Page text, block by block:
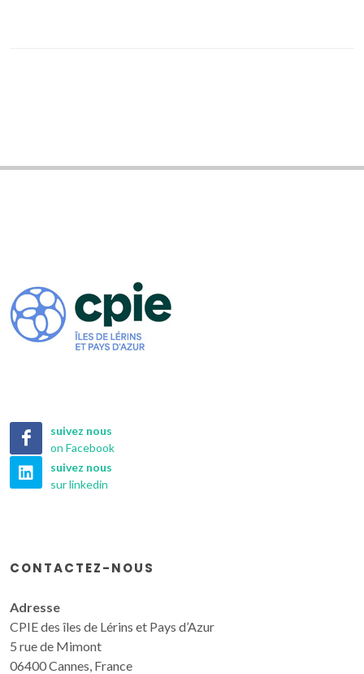
suivez nous
on Facebook
suivez nous
sur linkedin
CONTACTEZ-NOUS
Adresse
CPIE des îles de Lérins et Pays d’Azur
5 rue de Mimont
06400 Cannes, France